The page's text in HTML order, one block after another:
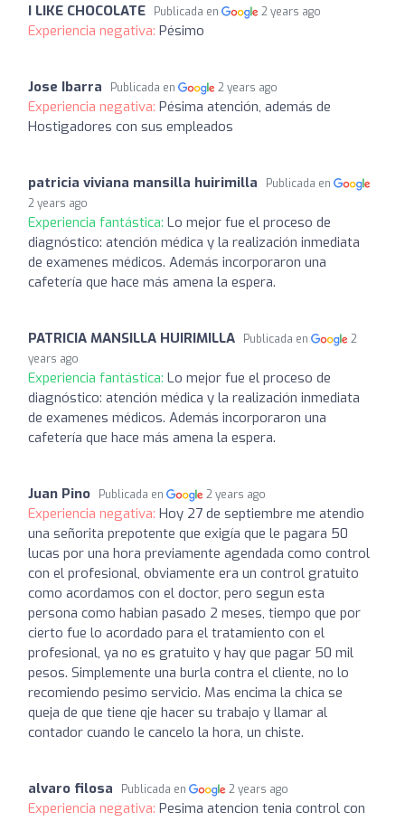
I LIKE CHOCOLATE Publicada en 2 years ago
Experiencia negativa: Pésimo
Jose Ibarra Publicada en 2 years ago
Experiencia negativa: Pésima atención, además de
Hostigadores con sus empleados
patricia viviana mansilla huirimilla
Publicada en
2 years ago
Experiencia fantástica: Lo mejor fue el proceso de
diagnóstico: atención médica y la realización inmediata
de examenes médicos. Además incorporaron una
cafetería que hace más amena la espera.
PATRICIA MANSILLA HUIRIMILLA Publicada en
2
years ago
Experiencia fantástica: Lo mejor fue el proceso de
diagnóstico: atención médica y la realización inmediata
de examenes médicos. Además incorporaron una
cafetería que hace más amena la espera.
Juan Pino Publicada en 2 years ago
Experiencia negativa: Hoy 27 de septiembre me atendio
una señorita prepotente que exigía que le pagara 50
lucas por una hora previamente agendada como control
con el profesional, obviamente era un control gratuito
como acordamos con el doctor, pero segun esta
persona como habian pasado 2 meses, tiempo que por
cierto fue lo acordado para el tratamiento con el
profesional, ya no es gratuito y hay que pagar 50 mil
pesos. Simplemente una burla contra el cliente, no lo
recomiendo pesimo servicio. Mas encima la chica se
queja de que tiene qje hacer su trabajo y llamar al
contador cuando le cancelo la hora, un chiste.
alvaro filosa Publicada en 2 years ago
Experiencia negativa: Pesima atencion tenia control con